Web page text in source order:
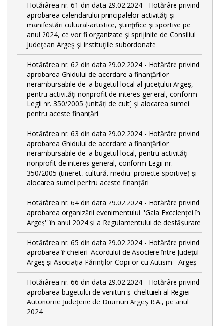
Hotărârea nr. 61 din data 29.02.2024 - Hotărâre privind
aprobarea calendarului principalelor activităţi şi
manifestări cultural-artistice, ştiinţifice şi sportive pe
anul 2024, ce vor fi organizate şi sprijinite de Consiliul
Judeţean Argeş şi instituţiile subordonate
Hotărârea nr. 62 din data 29.02.2024 - Hotărâre privind
aprobarea Ghidului de acordare a finanţărilor
nerambursabile de la bugetul local al județului Argeș,
pentru activităţi nonprofit de interes general, conform
Legii nr. 350/2005 (unități de cult) și alocarea sumei
pentru aceste finanțări
Hotărârea nr. 63 din data 29.02.2024 - Hotărâre privind
aprobarea Ghidului de acordare a finanţărilor
nerambursabile de la bugetul local, pentru activităţi
nonprofit de interes general, conform Legii nr.
350/2005 (tineret, cultură, mediu, proiecte sportive) și
alocarea sumei pentru aceste finanțări
Hotărârea nr. 64 din data 29.02.2024 - Hotărâre privind
aprobarea organizării evenimentului ''Gala Excelenței în
Argeș'' în anul 2024 și a Regulamentului de desfășurare
Hotărârea nr. 65 din data 29.02.2024 - Hotărâre privind
aprobarea încheierii Acordului de Asociere între Județul
Argeș și Asociația Părinților Copiilor cu Autism - Argeș
Hotărârea nr. 66 din data 29.02.2024 - Hotărâre privind
aprobarea bugetului de venituri și cheltuieli al Regiei
Autonome Județene de Drumuri Argeș R.A., pe anul
2024